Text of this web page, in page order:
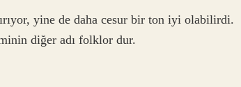
yine de daha cesur bir ton iyi olabilirdi.
diğer adı folklor dur.